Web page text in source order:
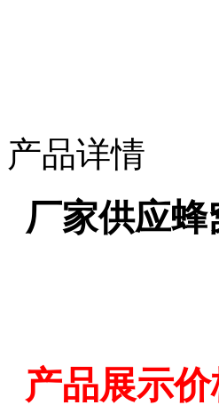
产品详情
厂家供应
产品展示